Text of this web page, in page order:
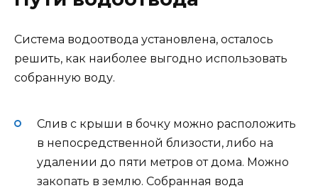
Система водоотвода установлена, осталось
решить, как наиболее выгодно использовать
собранную воду.
Слив с крыши в бочку можно расположить
в непосредственной близости, либо на
удалении до пяти метров от дома. Можно
закопать в землю. Собранная вода